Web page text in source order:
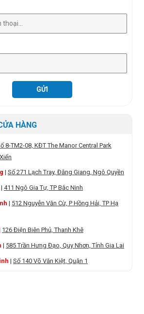
HÀNG
8-TM2-08, KĐT The Manor Central Park
| Số 271 Lạch Tray, Đằng Giang, Ngô Quyền
| 411 Ngô Gia Tự, TP Bắc Ninh
| 512 Nguyễn Văn Cừ, P Hồng Hải, TP Hạ
126 Điện Biên Phủ, Thanh Khê
| 585 Trần Hưng Đạo, Quy Nhơn, Tỉnh Gia Lai
| Số 140 Võ Văn Kiệt, Quận 1